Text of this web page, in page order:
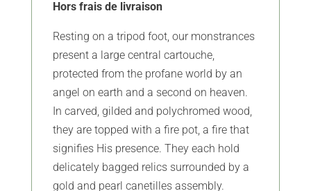
Hors frais de livraison
Resting on a tripod foot, our monstrances
present a large central cartouche,
protected from the profane world by an
angel on earth and a second on heaven.
In carved, gilded and polychromed wood,
they are topped with a fire pot, a fire that
signifies His presence. They each hold
delicately bagged relics surrounded by a
gold and pearl canetilles assembly.